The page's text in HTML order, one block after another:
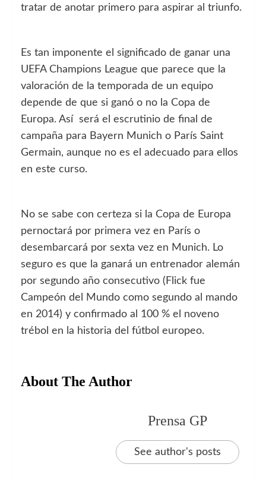
tratar de anotar primero para aspirar al triunfo.
Es tan imponente el significado de ganar una
UEFA Champions League que parece que la
valoración de la temporada de un equipo
depende de que si ganó o no la Copa de
Europa. Así será el escrutinio de final de
campaña para Bayern Munich o París Saint
Germain, aunque no es el adecuado para ellos
en este curso.
No se sabe con certeza si la Copa de Europa
pernoctará por primera vez en París o
desembarcará por sexta vez en Munich. Lo
seguro es que la ganará un entrenador alemán
por segundo año consecutivo (Flick fue
Campeón del Mundo como segundo al mando
en 2014) y confirmado al 100 % el noveno
trébol en la historia del fútbol europeo.
About The Author
Prensa GP
See author's posts